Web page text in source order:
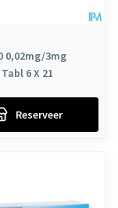
voorschrift
0,02mg/3mg
6 X 21
Reserveer